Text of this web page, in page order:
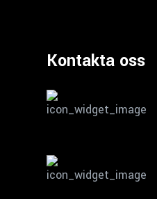
Kontakta oss